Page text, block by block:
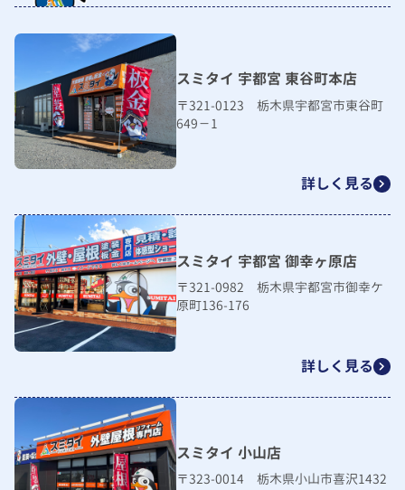
スミタイ 宇都宮 東谷町本店
〒321-0123 栃木県宇都宮市東谷町
649－1
詳しく見る
スミタイ 宇都宮 御幸ヶ原店
〒321-0982 栃木県宇都宮市御幸ケ
原町136-176
詳しく見る
スミタイ 小山店
〒323-0014 栃木県小山市喜沢1432